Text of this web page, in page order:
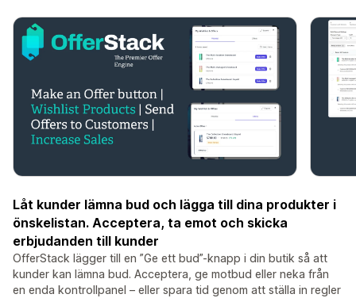
Låt kunder lämna bud och lägga till dina produkter i
önskelistan. Acceptera, ta emot och skicka
erbjudanden till kunder
OfferStack lägger till en ”Ge ett bud”-knapp i din butik så att
kunder kan lämna bud. Acceptera, ge motbud eller neka från
en enda kontrollpanel – eller spara tid genom att ställa in regler